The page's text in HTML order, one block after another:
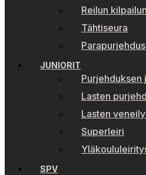
Reilun
Tähtiseura
Parapurjehdus
JUNIORIT
Purjehduksen
Lasten
Lasten
Superleiri
SPV